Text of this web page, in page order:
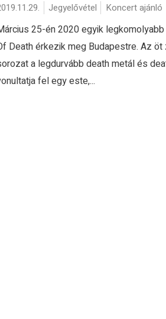
Jegyelővétel Koncert ajánló
25-én 2020 egyik legkomolyabb
Death érkezik meg Budapestre. Az öt
a legdurvább death metál és
fel egy este,...